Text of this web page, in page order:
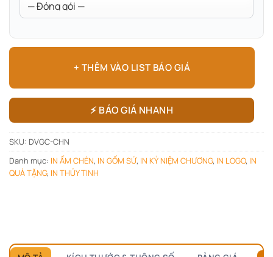
+ THÊM VÀO LIST BÁO GIÁ
⚡ BÁO GIÁ NHANH
SKU: DVGC-CHN
Danh mục: IN ẤM CHÉN, IN GỐM SỨ, IN KỶ NIỆM CHƯƠNG, IN LOGO, IN
QUÀ TẶNG, IN THỦY TINH